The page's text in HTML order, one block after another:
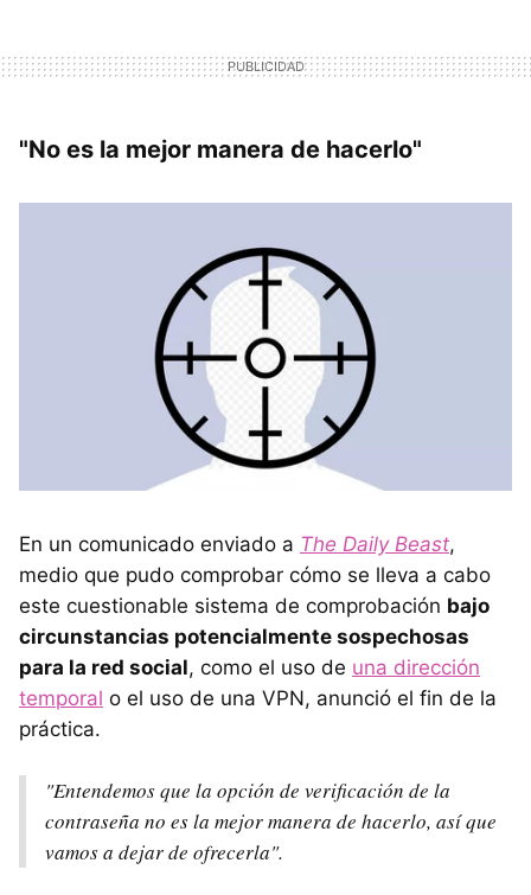
"No es la mejor manera de hacerlo"
En un comunicado enviado a The Daily Beast,
medio que pudo comprobar cómo se lleva a cabo
este cuestionable sistema de comprobación bajo
circunstancias potencialmente sospechosas
para la red social, como el uso de una dirección
temporal o el uso de una VPN, anunció el fin de la
práctica.
"Entendemos que la opción de verificación de la
contraseña no es la mejor manera de hacerlo, así que
vamos a dejar de ofrecerla".